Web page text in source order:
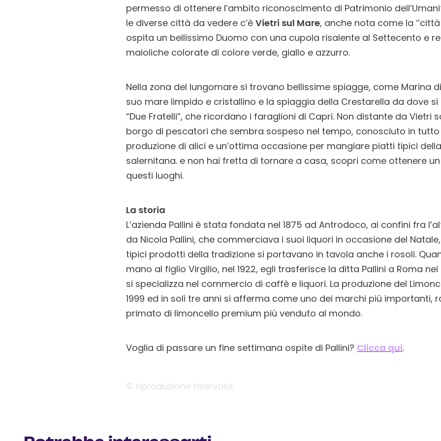
permesso di ottenere l’ambito riconoscimento di Patrimonio
le diverse città da vedere c’è Vietri sul Mare, anche nota come la
ospita un bellissimo Duomo con una cupola risalente al Settecento e
maioliche colorate di colore verde, giallo e azzurro.
Nella zona del lungomare si trovano bellissime spiagge, come Marina
suo mare limpido e cristallino e la spiaggia della Crestarella da dove
“Due Fratelli”, che ricordano i faraglioni di Capri. Non distante da Vietri
borgo di pescatori che sembra sospeso nel tempo, conosciuto in
produzione di alici e un’ottima occasione per mangiare piatti tipici
salernitana. e non hai fretta di tornare a casa, scopri come ottenere
questi luoghi.
La storia
L’azienda Pallini è stata fondata nel 1875 ad Antrodoco, ai confini fra
da Nicola Pallini, che commerciava i suoi liquori in occasione del
tipici prodotti della tradizione si portavano in tavola anche i rosoli.
mano al figlio Virgilio, nel 1922, egli trasferisce la ditta Pallini a Roma
si specializza nel commercio di caffè e liquori. La produzione del
1999 ed in soli tre anni si afferma come uno dei marchi più importanti,
primato di limoncello premium più venduto al mondo.
Voglia di passare un fine settimana ospite di Pallini? Clicca qui.
© riproduzione riservata